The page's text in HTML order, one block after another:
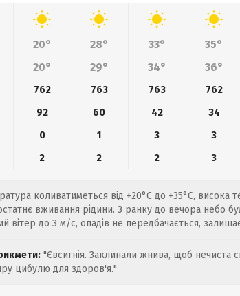
20° 28° 33° 35°
20° 29° 34° 36°
762 763 763 762
92 60 42 34
0 1 3 3
2 2 2 3
коливатиметься від +20°C до +35°C, висока
вживання рідини. З ранку до вечора небо
вітер до 3 м/с, опадів не передбачається,
"Євсигнія. Заклинали жнива, щоб нечиста
цибулю для здоров'я."